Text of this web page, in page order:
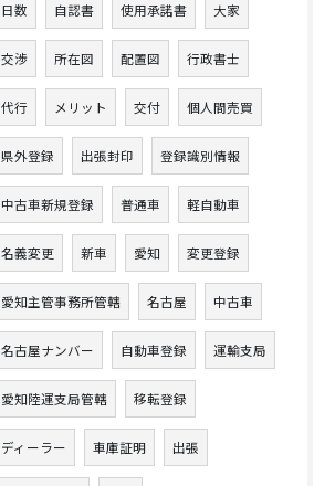
日数 自認書 使用承諾書 大家
交渉 所在図 配置図 行政書士
代行 メリット 交付 個人間売買
県外登録 出張封印 登録識別情報
中古車新規登録 普通車 軽自動車
名義変更 新車 愛知 変更登録
愛知主管事務所管轄 名古屋 中古車
名古屋ナンバー 自動車登録 運輸支局
愛知陸運支局管轄 移転登録
ディーラー 車庫証明 出張